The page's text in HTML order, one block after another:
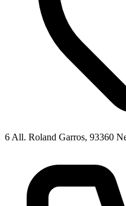
6 All. Roland Garros, 93360